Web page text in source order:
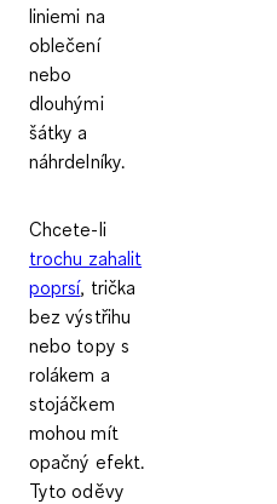
liniemi na
oblečení
nebo
dlouhými
šátky a
náhrdelníky.
Chcete-li
trochu zahalit
poprsí, trička
bez výstřihu
nebo topy s
rolákem a
stojáčkem
mohou mít
opačný efekt.
Tyto oděvy